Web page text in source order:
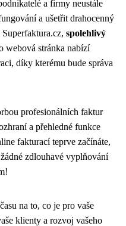
a firmy neustále
a ušetřit drahocenný
spolehlivý
webová stránka nabízí
díky kterému bude správa
profesionálních faktur
a přehledné funkce
fakturací teprve začínáte,
zdlouhavé vyplňování
na to, co je pro vaše
klienty a rozvoj vašeho